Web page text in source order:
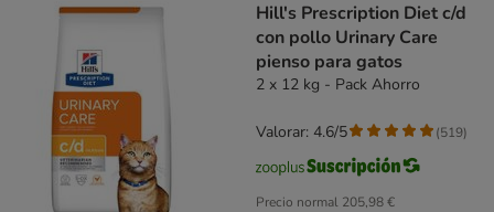
Hill's Prescription Diet c/d
con pollo Urinary Care
pienso para gatos
2 x 12 kg - Pack Ahorro
Precio normal 205,98 €
Valorar: 4.6/5 (519)